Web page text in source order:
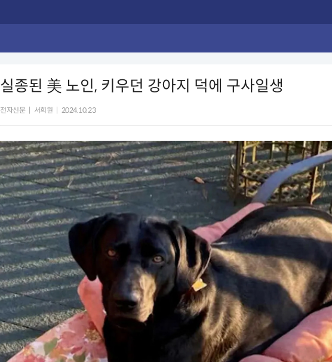
실종된 美 노인, 키우던 강아지 덕에 구사일생
전자신문 서희원 2024.10.23